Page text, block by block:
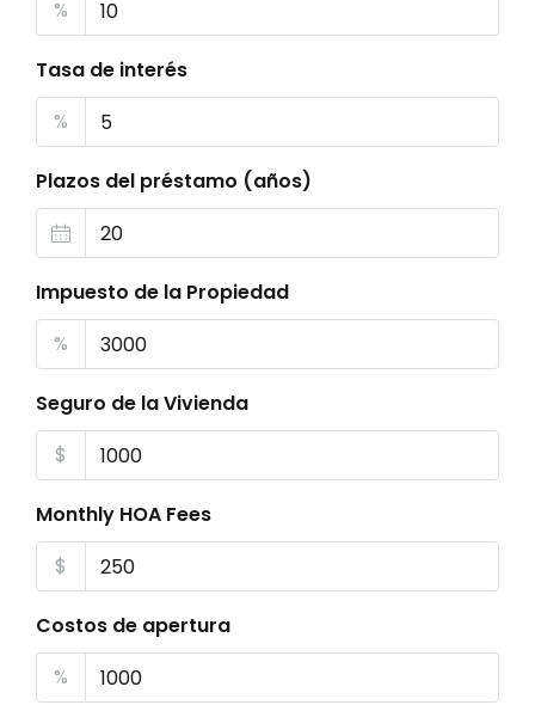
%
Tasa de interés
%
Plazos del préstamo (años)
Impuesto de la Propiedad
%
Seguro de la Vivienda
$
Monthly HOA Fees
$
Costos de apertura
%